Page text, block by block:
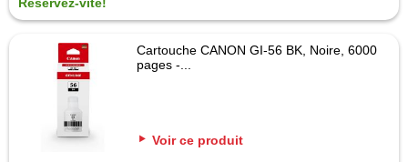
Réservez-vite!
Cartouche CANON GI-56 BK, Noire, 6000
pages -...
Voir ce produit